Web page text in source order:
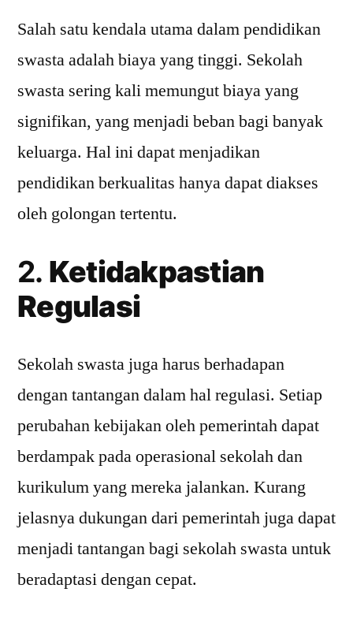
Salah satu kendala utama dalam pendidikan
swasta adalah biaya yang tinggi. Sekolah
swasta sering kali memungut biaya yang
signifikan, yang menjadi beban bagi banyak
keluarga. Hal ini dapat menjadikan
pendidikan berkualitas hanya dapat diakses
oleh golongan tertentu.
2. Ketidakpastian
Regulasi
Sekolah swasta juga harus berhadapan
dengan tantangan dalam hal regulasi. Setiap
perubahan kebijakan oleh pemerintah dapat
berdampak pada operasional sekolah dan
kurikulum yang mereka jalankan. Kurang
jelasnya dukungan dari pemerintah juga dapat
menjadi tantangan bagi sekolah swasta untuk
beradaptasi dengan cepat.